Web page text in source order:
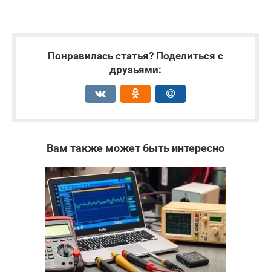
Понравилась статья? Поделиться с
друзьями:
Вам также может быть интересно